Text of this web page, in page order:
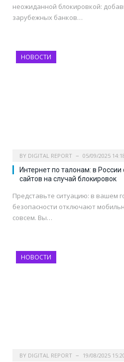
неожиданной блокировкой:
зарубежных банков…
НОВОСТИ
BY DIGITAL REPORT 05/09/2025
Интернет по талонам: в
сайтов на случай блокировок
Представьте ситуацию: в вашем
безопасности отключают
совсем. Вы…
НОВОСТИ
BY DIGITAL REPORT 19/08/2025